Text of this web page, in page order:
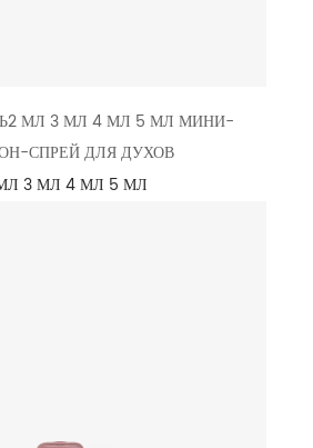
МЛ 3 МЛ 4 МЛ 5 МЛ МИНИ-
СПРЕЙ ДЛЯ ДУХОВ
3 МЛ 4 МЛ 5 МЛ